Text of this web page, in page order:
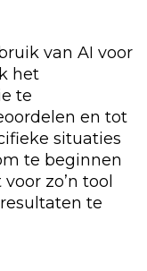
van AI voor
het
te
en tot
situaties
te beginnen
zo’n tool
te